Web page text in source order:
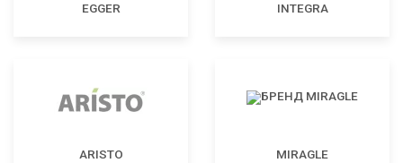
EGGER INTEGRA
ARISTO MIRAGLE